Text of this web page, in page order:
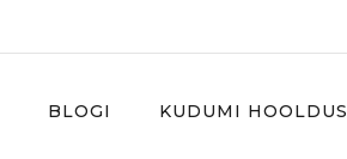
BLOGI KUDUMI HOOLDUS